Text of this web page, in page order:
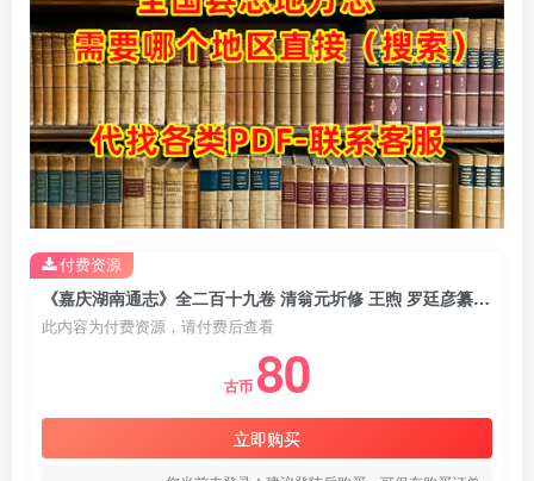
《嘉庆湖南通志》全二百十九卷 清翁元圻修 王煦 罗廷彦纂PDF电子版地方志下载
此内容为付费资源，请付费后查看
古币 80
立即购买
付费资源